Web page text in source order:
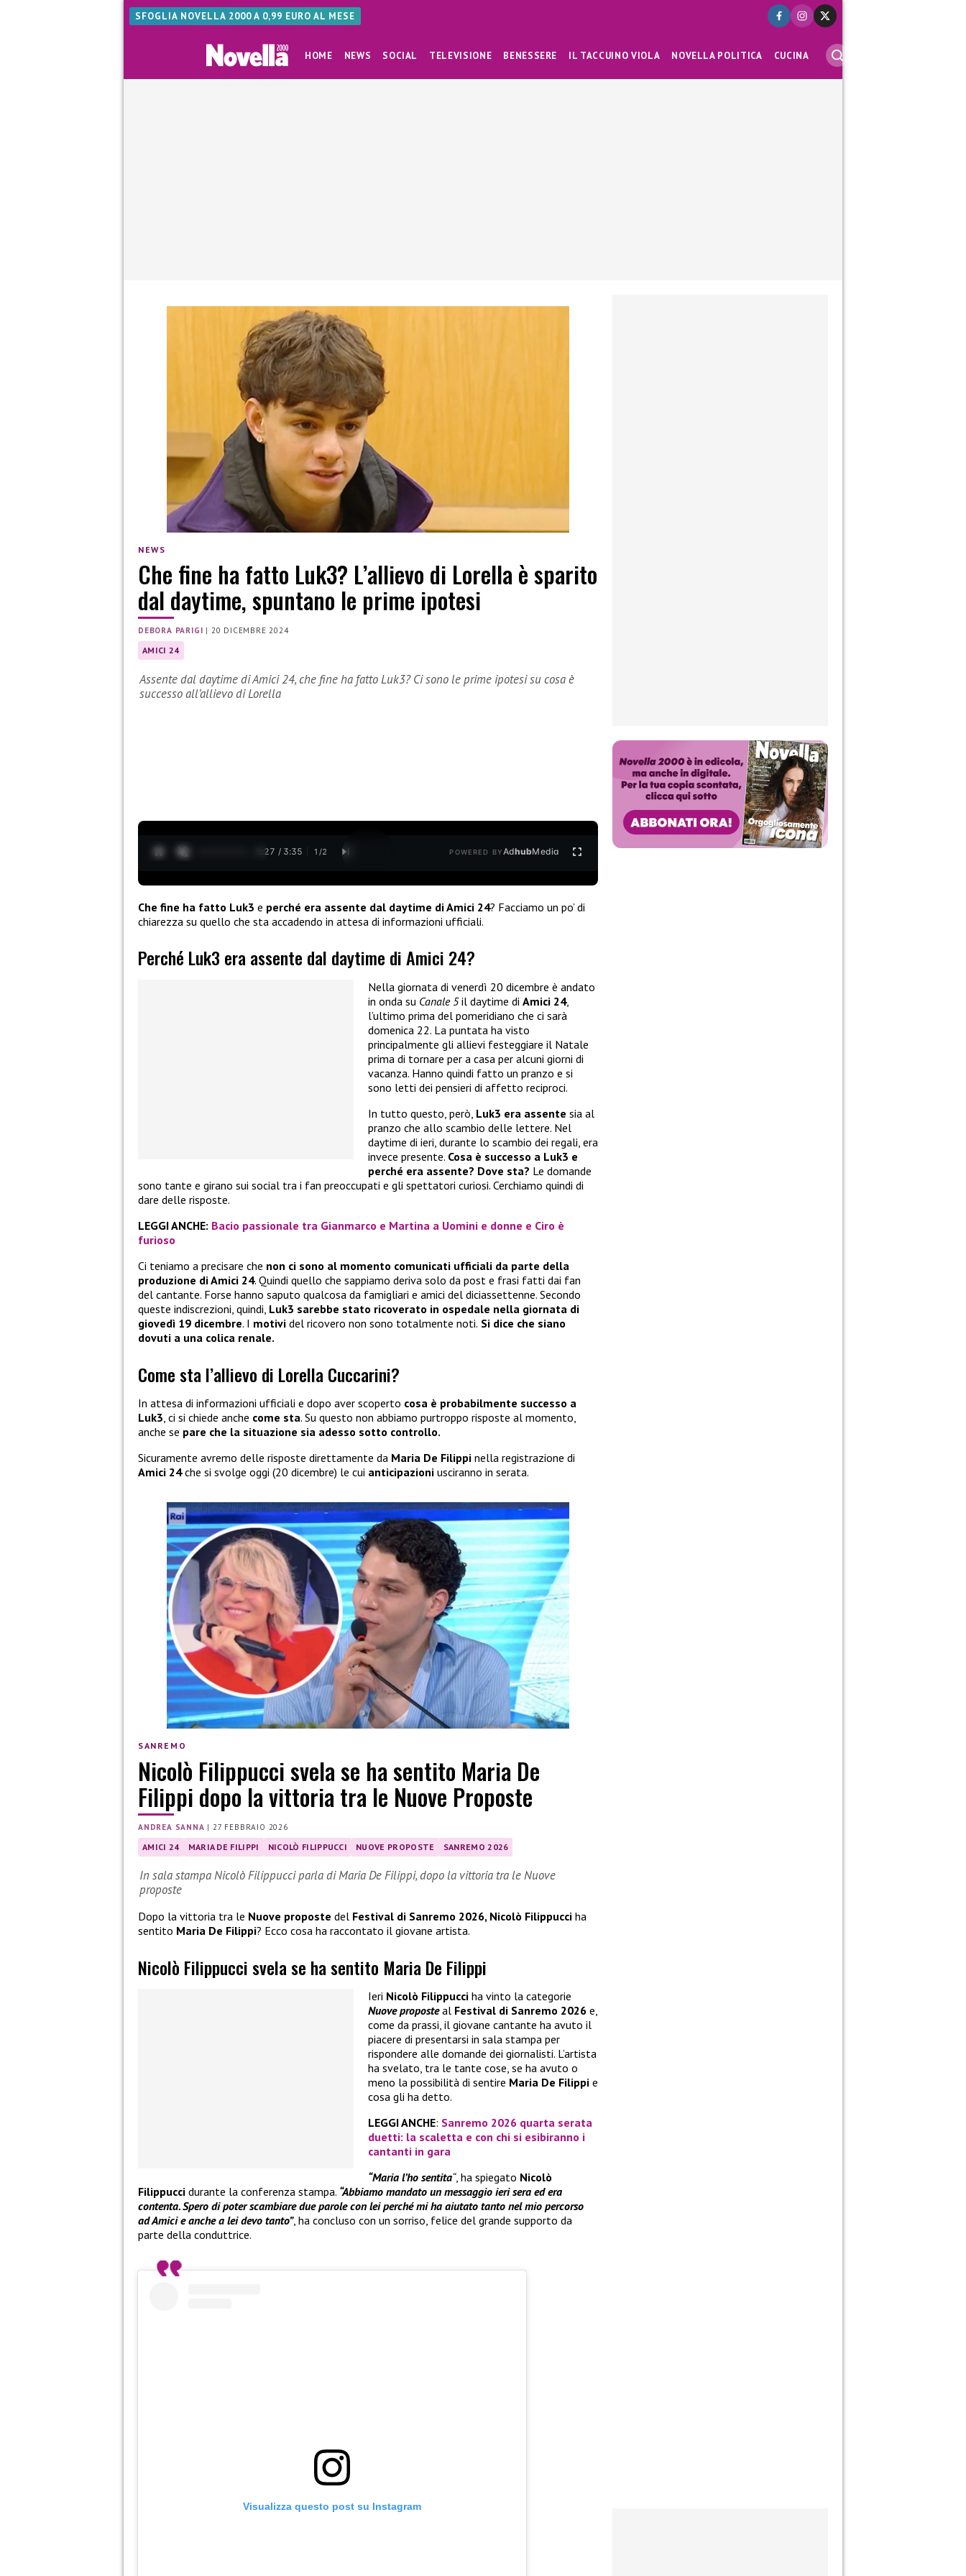
SFOGLIA NOVELLA 2000 A 0,99 EURO AL MESE
HOME NEWS SOCIAL TELEVISIONE BENESSERE IL TACCUINO VIOLA NOVELLA POLITICA CUCINA
NEWS
Che fine ha fatto Luk3? L’allievo di Lorella è sparito
dal daytime, spuntano le prime ipotesi
DEBORA PARIGI | 20 DICEMBRE 2024
AMICI 24
Assente dal daytime di Amici 24, che fine ha fatto Luk3? Ci sono le prime ipotesi su cosa è
successo all’allievo di Lorella
0:28 / 3:35 1 /2 POWERED BYAdhubMedia
Che fine ha fatto Luk3 e perché era assente dal daytime di Amici 24? Facciamo un po’ di
chiarezza su quello che sta accadendo in attesa di informazioni ufficiali.
Perché Luk3 era assente dal daytime di Amici 24?
Nella giornata di venerdì 20 dicembre è andato
in onda su Canale 5il daytime di Amici 24,
l’ultimo prima del pomeridiano che ci sarà
domenica 22. La puntata ha visto
principalmente gli allievi festeggiare il Natale
prima di tornare per a casa per alcuni giorni di
vacanza. Hanno quindi fatto un pranzo e si
sono letti dei pensieri di affetto reciproci.
In tutto questo, però, Luk3 era assente sia al
pranzo che allo scambio delle lettere. Nel
daytime di ieri, durante lo scambio dei regali, era
invece presente. Cosa è successo a Luk3 e
perché era assente? Dove sta? Le domande
sono tante e girano sui social tra i fan preoccupati e gli spettatori curiosi. Cerchiamo quindi di
dare delle risposte.
LEGGI ANCHE: Bacio passionale tra Gianmarco e Martina a Uomini e donne e Ciro è
furioso
Ci teniamo a precisare che non ci sono al momento comunicati ufficiali da parte della
produzione di Amici 24. Quindi quello che sappiamo deriva solo da post e frasi fatti dai fan
del cantante. Forse hanno saputo qualcosa da famigliari e amici del diciassettenne. Secondo
queste indiscrezioni, quindi, Luk3 sarebbe stato ricoverato in ospedale nella giornata di
giovedì 19 dicembre. I motivi del ricovero non sono totalmente noti. Si dice che siano
dovuti a una colica renale.
Come sta l’allievo di Lorella Cuccarini?
In attesa di informazioni ufficiali e dopo aver scoperto cosa è probabilmente successo a
Luk3, ci si chiede anche come sta. Su questo non abbiamo purtroppo risposte al momento,
anche se pare che la situazione sia adesso sotto controllo.
Sicuramente avremo delle risposte direttamente da Maria De Filippi nella registrazione di
Amici 24che si svolge oggi (20 dicembre) le cui anticipazioni usciranno in serata.
SANREMO
Nicolò Filippucci svela se ha sentito Maria De
Filippi dopo la vittoria tra le Nuove Proposte
ANDREA SANNA | 27 FEBBRAIO 2026
AMICI 24 MARIA DE FILIPPI NICOLÒ FILIPPUCCI NUOVE PROPOSTE SANREMO 2026
In sala stampa Nicolò Filippucci parla di Maria De Filippi, dopo la vittoria tra le Nuove
proposte
Dopo la vittoria tra le Nuove proposte del Festival di Sanremo 2026, Nicolò Filippucci ha
sentito Maria De Filippi? Ecco cosa ha raccontato il giovane artista.
Nicolò Filippucci svela se ha sentito Maria De Filippi
Ieri Nicolò Filippucci ha vinto la categorie
Nuove proposteal Festival di Sanremo 2026 e,
come da prassi, il giovane cantante ha avuto il
piacere di presentarsi in sala stampa per
rispondere alle domande dei giornalisti. L’artista
ha svelato, tra le tante cose, se ha avuto o
meno la possibilità di sentire Maria De Filippi e
cosa gli ha detto.
LEGGI ANCHE: Sanremo 2026 quarta serata
duetti: la scaletta e con chi si esibiranno i
cantanti in gara
“Maria l’ho sentita“, ha spiegato Nicolò
Filippucci durante la conferenza stampa. “Abbiamo mandato un messaggio ieri sera ed era
contenta. Spero di poter scambiare due parole con lei perché mi ha aiutato tanto nel mio percorso
ad Amici e anche a lei devo tanto”, ha concluso con un sorriso, felice del grande supporto da
parte della conduttrice.
Visualizza questo post su Instagram